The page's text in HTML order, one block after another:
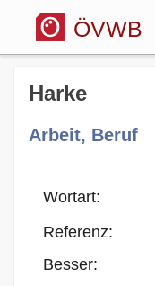
ÖVWB
Anmelden
Wörterbuch
Hitparade
Harke
Arbeit, Beruf
Wortart:
Referenz:
Besser: